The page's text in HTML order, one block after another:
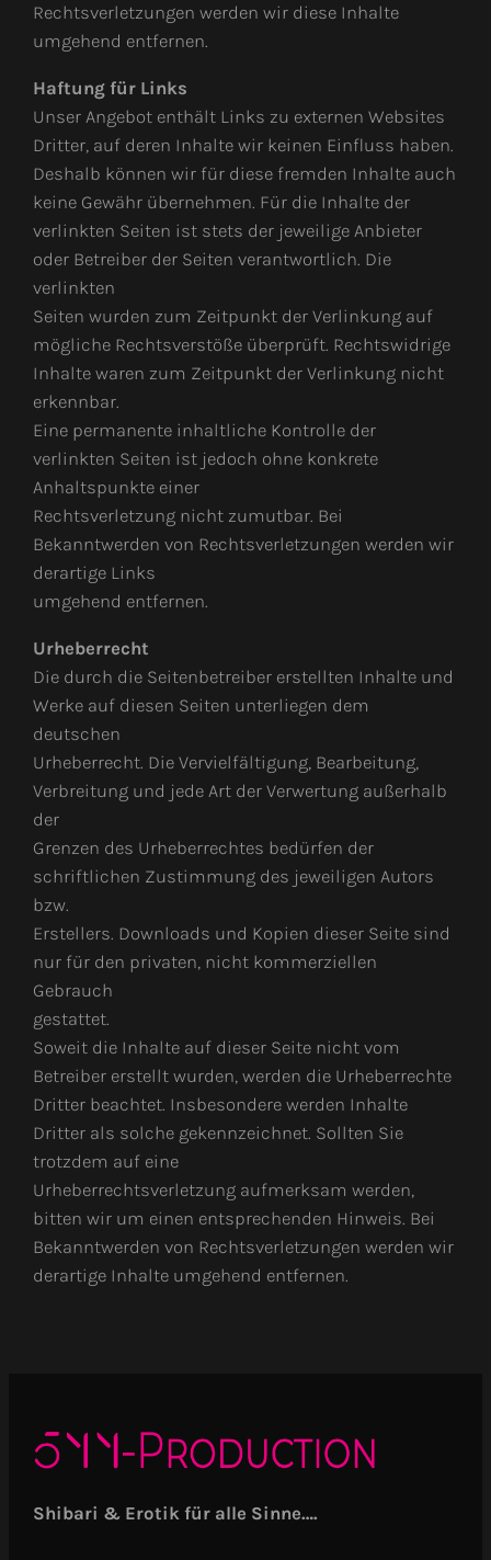
Rechtsverletzungen werden wir diese Inhalte
umgehend entfernen.
Haftung für Links
Unser Angebot enthält Links zu externen Websites
Dritter, auf deren Inhalte wir keinen Einfluss haben.
Deshalb können wir für diese fremden Inhalte auch
keine Gewähr übernehmen. Für die Inhalte der
verlinkten Seiten ist stets der jeweilige Anbieter
oder Betreiber der Seiten verantwortlich. Die
verlinkten
Seiten wurden zum Zeitpunkt der Verlinkung auf
mögliche Rechtsverstöße überprüft. Rechtswidrige
Inhalte waren zum Zeitpunkt der Verlinkung nicht
erkennbar.
Eine permanente inhaltliche Kontrolle der
verlinkten Seiten ist jedoch ohne konkrete
Anhaltspunkte einer
Rechtsverletzung nicht zumutbar. Bei
Bekanntwerden von Rechtsverletzungen werden wir
derartige Links
umgehend entfernen.
Urheberrecht
Die durch die Seitenbetreiber erstellten Inhalte und
Werke auf diesen Seiten unterliegen dem
deutschen
Urheberrecht. Die Vervielfältigung, Bearbeitung,
Verbreitung und jede Art der Verwertung außerhalb
der
Grenzen des Urheberrechtes bedürfen der
schriftlichen Zustimmung des jeweiligen Autors
bzw.
Erstellers. Downloads und Kopien dieser Seite sind
nur für den privaten, nicht kommerziellen
Gebrauch
gestattet.
Soweit die Inhalte auf dieser Seite nicht vom
Betreiber erstellt wurden, werden die Urheberrechte
Dritter beachtet. Insbesondere werden Inhalte
Dritter als solche gekennzeichnet. Sollten Sie
trotzdem auf eine
Urheberrechtsverletzung aufmerksam werden,
bitten wir um einen entsprechenden Hinweis. Bei
Bekanntwerden von Rechtsverletzungen werden wir
derartige Inhalte umgehend entfernen.
Shibari & Erotik für alle Sinne….